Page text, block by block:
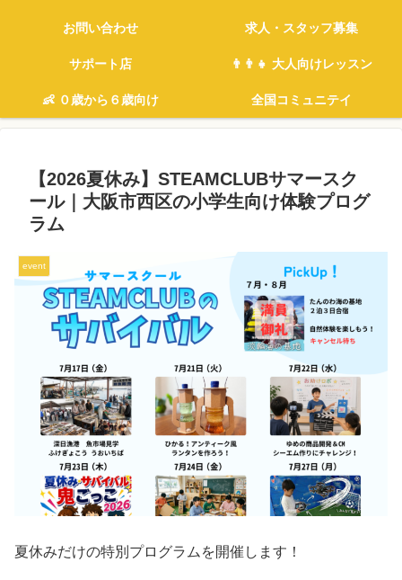
お問い合わせ 求人・スタッフ募集
サポート店 👨‍👨‍👧 大人向けレッスン
👶 ０歳から６歳向け 全国コミュニテイ
【2026夏休み】STEAMCLUBサマースク
ール｜大阪市西区の小学生向け体験プログ
ラム
event
夏休みだけの特別プログラムを開催します！